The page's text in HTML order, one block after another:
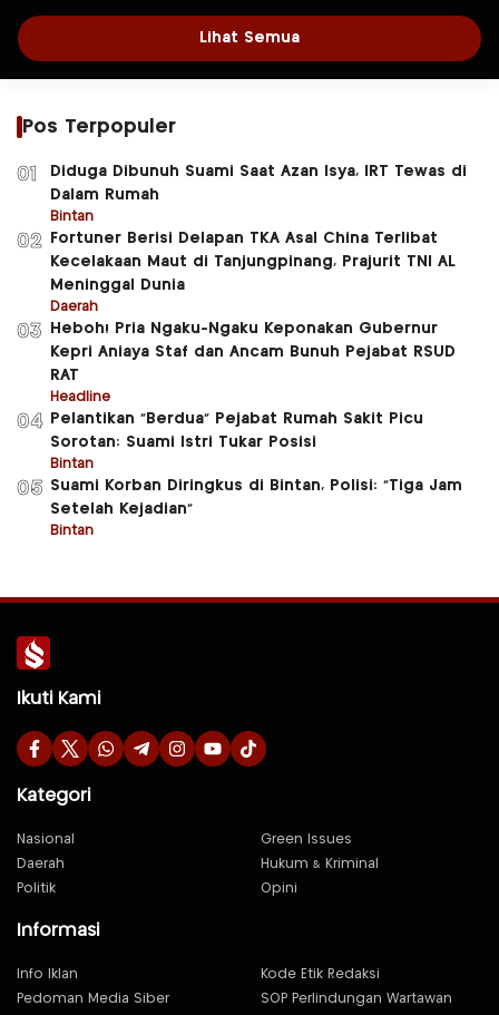
Lihat Semua
Pos Terpopuler
01
Diduga Dibunuh Suami Saat Azan Isya, IRT Tewas di
Dalam Rumah
Bintan
02
Fortuner Berisi Delapan TKA Asal China Terlibat
Kecelakaan Maut di Tanjungpinang, Prajurit TNI AL
Meninggal Dunia
Daerah
03
Heboh! Pria Ngaku-Ngaku Keponakan Gubernur
Kepri Aniaya Staf dan Ancam Bunuh Pejabat RSUD
RAT
Headline
04
Pelantikan “Berdua” Pejabat Rumah Sakit Picu
Sorotan: Suami Istri Tukar Posisi
Bintan
05 Suami Korban Diringkus di Bintan, Polisi: “Tiga Jam
Setelah Kejadian”
Bintan
Ikuti Kami
Kategori
Nasional
Green Issues
Daerah
Hukum & Kriminal
Politik
Opini
Informasi
Info Iklan
Kode Etik Redaksi
Pedoman Media Siber
SOP Perlindungan Wartawan